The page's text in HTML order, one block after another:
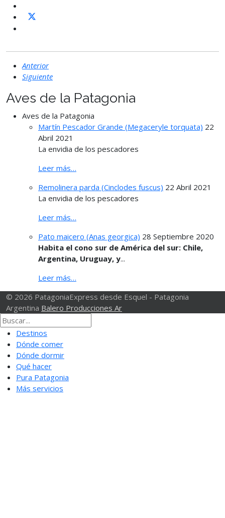
Anterior
Siguiente
Aves de la Patagonia
Aves de la Patagonia
Martín Pescador Grande (Megaceryle torquata) 22
Abril 2021
La envidia de los pescadores
Leer más…
Remolinera parda (Cinclodes fuscus) 22 Abril 2021
La envidia de los pescadores
Leer más…
Pato maicero (Anas georgica) 28 Septiembre 2020
Habita el cono sur de América del sur: Chile,
Argentina, Uruguay, y...
Leer más…
© 2026 PatagoniaExpress desde Esquel - Patagonia
Argentina Balero Producciones Ar
Destinos
Dónde comer
Dónde dormir
Qué hacer
Pura Patagonia
Más servicios